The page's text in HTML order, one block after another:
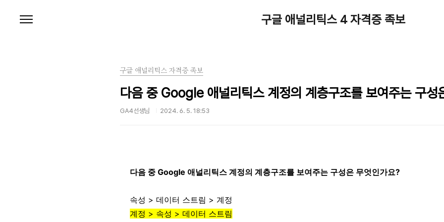
구글 애널리틱스 4 자격증 족보
구글 애널리틱스 자격증 족보
다음 중 Google 애널리틱스 계정의 계층구조를 보여주는 구성
GA4선생님 2024. 6. 5. 18:53
다음 중 Google 애널리틱스 계정의 계층구조를 보여주는 구성은 무엇인가요?
속성 > 데이터 스트림 > 계정
계정 > 속성 > 데이터 스트림